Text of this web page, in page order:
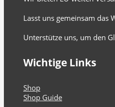
Lasst uns gemeinsam das
Unterstütze uns, um den
Wichtige Links
Shop
Shop Guide